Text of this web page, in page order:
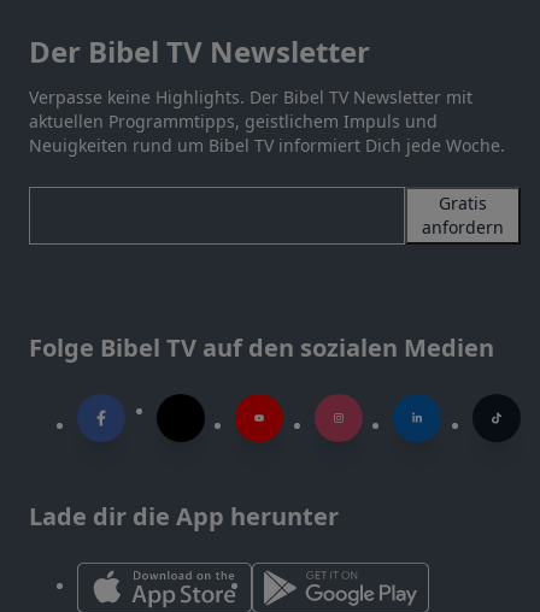
Der Bibel TV Newsletter
Verpasse keine Highlights. Der Bibel TV Newsletter mit
aktuellen Programmtipps, geistlichem Impuls und
Neuigkeiten rund um Bibel TV informiert Dich jede Woche.
Gratis
anfordern
Folge Bibel TV auf den sozialen Medien
Lade dir die App herunter